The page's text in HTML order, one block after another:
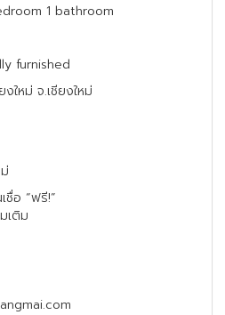
1 bathroom
furnished
ใหม่ จ.เชียงใหม่
ชื่อ “ฟรี!”
เติม